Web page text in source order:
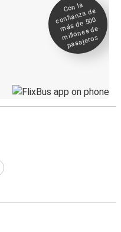
Con la
confianza de
más de 500
millones de
pasajeros